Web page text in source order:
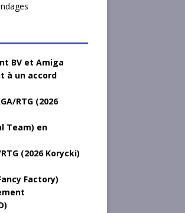
BV et Amiga
à un accord
RTG (2026
Team) en
(2026 Korycki)
Factory)